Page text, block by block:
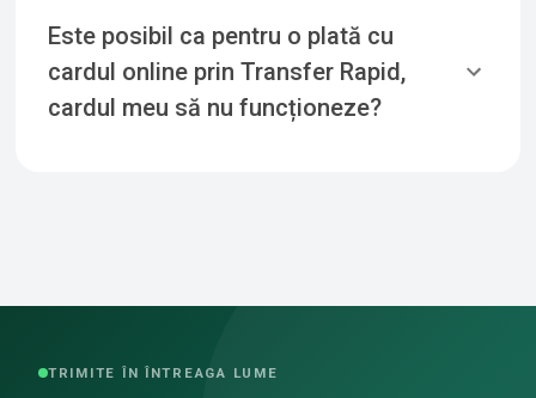
Este posibil ca pentru o plată cu
cardul online prin Transfer Rapid,
cardul meu să nu funcționeze?
TRIMITE ÎN ÎNTREAGA LUME